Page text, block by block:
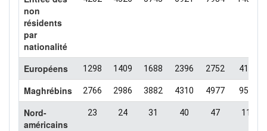
non
résidents
par
nationalité
Européens 1298 1409 1688 2396 2752 412
Maghrébins 2766 2986 3882 4310 4977 957
Nord-
américains
23 24 31 40 47 11